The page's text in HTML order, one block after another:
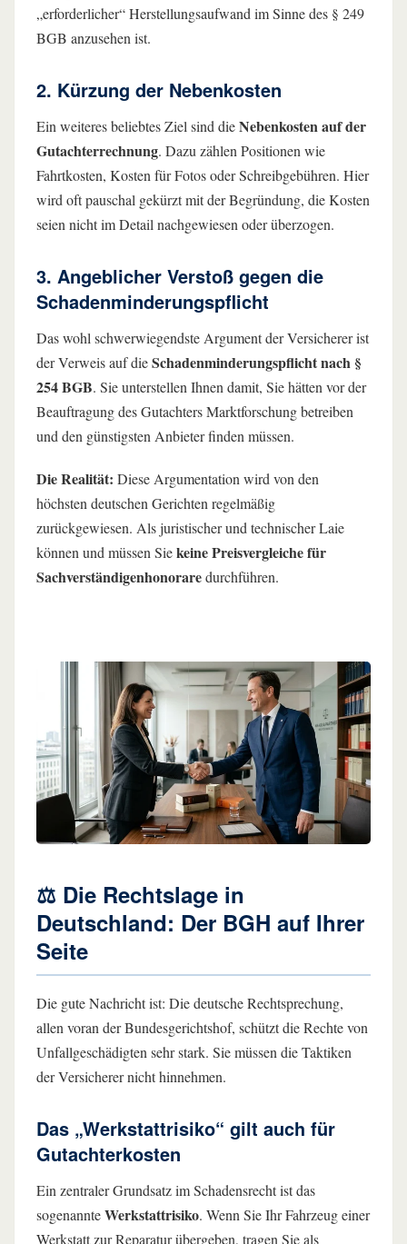
„erforderlicher“ Herstellungsaufwand im Sinne des § 249
BGB anzusehen ist.
2. Kürzung der Nebenkosten
Ein weiteres beliebtes Ziel sind dieNebenkosten auf der
Gutachterrechnung. Dazu zählen Positionen wie
Fahrtkosten, Kosten für Fotos oder Schreibgebühren. Hier
wird oft pauschal gekürzt mit der Begründung, die Kosten
seien nicht im Detail nachgewiesen oder überzogen.
3. Angeblicher Verstoß gegen die
Schadenminderungspflicht
Das wohl schwerwiegendste Argument der Versicherer ist
der Verweis auf dieSchadenminderungspflicht nach §
254 BGB. Sie unterstellen Ihnen damit, Sie hätten vor der
Beauftragung des Gutachters Marktforschung betreiben
und den günstigsten Anbieter finden müssen.
Die Realität: Diese Argumentation wird von den
höchsten deutschen Gerichten regelmäßig
zurückgewiesen. Als juristischer und technischer Laie
können und müssen Siekeine Preisvergleiche für
Sachverständigenhonoraredurchführen.
⚖️ Die Rechtslage in
Deutschland: Der BGH auf Ihrer
Seite
Die gute Nachricht ist: Die deutsche Rechtsprechung,
allen voran der Bundesgerichtshof, schützt die Rechte von
Unfallgeschädigten sehr stark. Sie müssen die Taktiken
der Versicherer nicht hinnehmen.
Das „Werkstattrisiko“ gilt auch für
Gutachterkosten
Ein zentraler Grundsatz im Schadensrecht ist das
sogenannteWerkstattrisiko. Wenn Sie Ihr Fahrzeug einer
Werkstatt zur Reparatur übergeben, tragen Sie als